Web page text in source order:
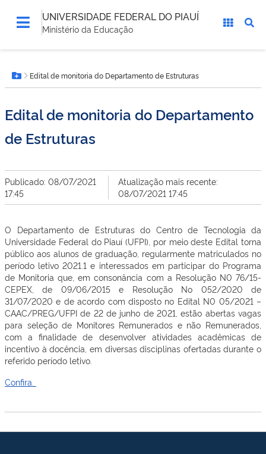
UNIVERSIDADE FEDERAL DO PIAUÍ
Ministério da Educação
está
aqui:Botão Menu
Edital de monitoria do Departamento de Estruturas
Edital de monitoria do Departamento
de Estruturas
Publicado: 08/07/2021
17:45
Atualização mais recente:
08/07/2021 17:45
O Departamento de Estruturas do Centro de Tecnologia da
Universidade Federal do Piauí (UFPI), por meio deste Edital torna
público aos alunos de graduação, regularmente matriculados no
período letivo 2021.1 e interessados em participar do Programa
de Monitoria que, em consonância com a Resolução N0 76/15-
CEPEX, de 09/06/2015 e Resolução No 052/2020 de
31/07/2020 e de acordo com disposto no Edital N0 05/2021 –
CAAC/PREG/UFPI de 22 de junho de 2021, estão abertas vagas
para seleção de Monitores Remunerados e não Remunerados,
com a finalidade de desenvolver atividades acadêmicas de
incentivo à docência, em diversas disciplinas ofertadas durante o
referido período letivo.
Confira.